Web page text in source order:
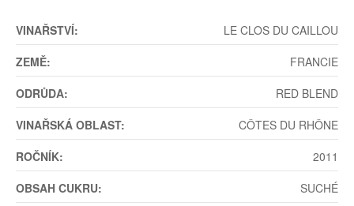
VINAŘSTVÍ:
LE CLOS DU CAILLOU
ZEMĚ:
FRANCIE
ODRŮDA:
RED BLEND
VINAŘSKÁ OBLAST:
CÔTES DU RHÔNE
ROČNÍK:
2011
OBSAH CUKRU:
SUCHÉ